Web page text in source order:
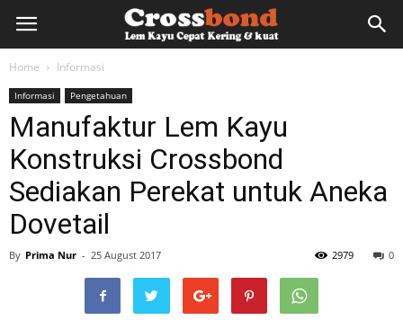
lemkayu.net
Lem
Kayu,
Home Informasi
Informasi Pengetahuan
Manufaktur Lem Kayu
Konstruksi Crossbond
Sediakan Perekat untuk Aneka
Dovetail
By Prima Nur - 25 August 2017 0
2979